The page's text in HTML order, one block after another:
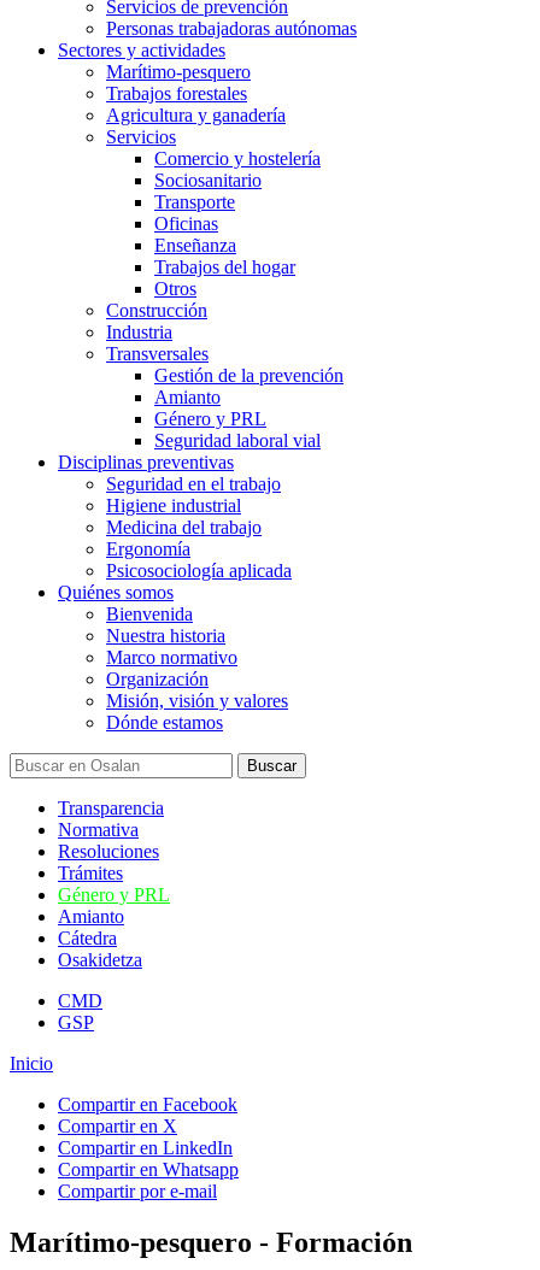
Servicios de prevención
Personas trabajadoras autónomas
Sectores y actividades
Marítimo-pesquero
Trabajos forestales
Agricultura y ganadería
Servicios
Comercio y hostelería
Sociosanitario
Transporte
Oficinas
Enseñanza
Trabajos del hogar
Otros
Construcción
Industria
Transversales
Gestión de la prevención
Amianto
Género y PRL
Seguridad laboral vial
Disciplinas preventivas
Seguridad en el trabajo
Higiene industrial
Medicina del trabajo
Ergonomía
Psicosociología aplicada
Quiénes somos
Bienvenida
Nuestra historia
Marco normativo
Organización
Misión, visión y valores
Dónde estamos
Transparencia
Normativa
Resoluciones
Trámites
Género y PRL
Amianto
Cátedra
Osakidetza
CMD
GSP
Inicio
Compartir en Facebook
Compartir en X
Compartir en LinkedIn
Compartir en Whatsapp
Compartir por e-mail
Marítimo-pesquero - Formación